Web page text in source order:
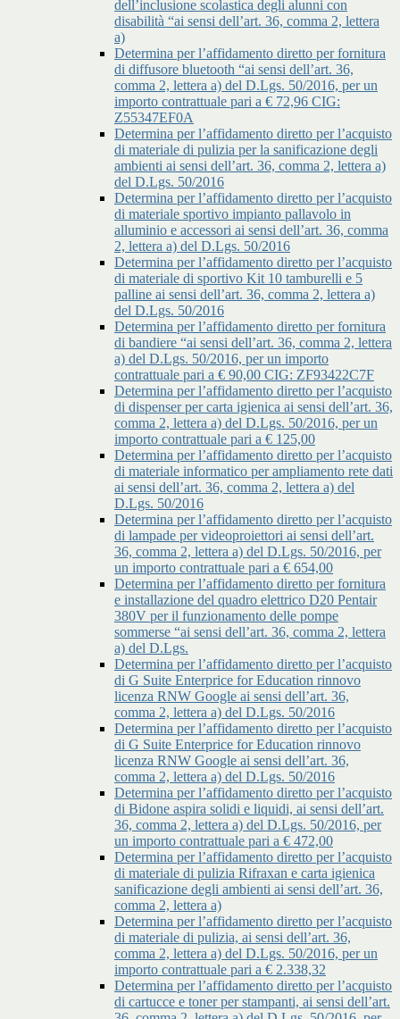
dell’inclusione scolastica degli alunni con
disabilità “ai sensi dell’art. 36, comma 2, lettera
a)
Determina per l’affidamento diretto per fornitura
di diffusore bluetooth “ai sensi dell’art. 36,
comma 2, lettera a) del D.Lgs. 50/2016, per un
importo contrattuale pari a € 72,96 CIG:
Z55347EF0A
Determina per l’affidamento diretto per l’acquisto
di materiale di pulizia per la sanificazione degli
ambienti ai sensi dell’art. 36, comma 2, lettera a)
del D.Lgs. 50/2016
Determina per l’affidamento diretto per l’acquisto
di materiale sportivo impianto pallavolo in
alluminio e accessori ai sensi dell’art. 36, comma
2, lettera a) del D.Lgs. 50/2016
Determina per l’affidamento diretto per l’acquisto
di materiale di sportivo Kit 10 tamburelli e 5
palline ai sensi dell’art. 36, comma 2, lettera a)
del D.Lgs. 50/2016
Determina per l’affidamento diretto per fornitura
di bandiere “ai sensi dell’art. 36, comma 2, lettera
a) del D.Lgs. 50/2016, per un importo
contrattuale pari a € 90,00 CIG: ZF93422C7F
Determina per l’affidamento diretto per l’acquisto
di dispenser per carta igienica ai sensi dell’art. 36,
comma 2, lettera a) del D.Lgs. 50/2016, per un
importo contrattuale pari a € 125,00
Determina per l’affidamento diretto per l’acquisto
di materiale informatico per ampliamento rete dati
ai sensi dell’art. 36, comma 2, lettera a) del
D.Lgs. 50/2016
Determina per l’affidamento diretto per l’acquisto
di lampade per videoproiettori ai sensi dell’art.
36, comma 2, lettera a) del D.Lgs. 50/2016, per
un importo contrattuale pari a € 654,00
Determina per l’affidamento diretto per fornitura
e installazione del quadro elettrico D20 Pentair
380V per il funzionamento delle pompe
sommerse “ai sensi dell’art. 36, comma 2, lettera
a) del D.Lgs.
Determina per l’affidamento diretto per l’acquisto
di G Suite Enterprice for Education rinnovo
licenza RNW Google ai sensi dell’art. 36,
comma 2, lettera a) del D.Lgs. 50/2016
Determina per l’affidamento diretto per l’acquisto
di G Suite Enterprice for Education rinnovo
licenza RNW Google ai sensi dell’art. 36,
comma 2, lettera a) del D.Lgs. 50/2016
Determina per l’affidamento diretto per l’acquisto
di Bidone aspira solidi e liquidi, ai sensi dell’art.
36, comma 2, lettera a) del D.Lgs. 50/2016, per
un importo contrattuale pari a € 472,00
Determina per l’affidamento diretto per l’acquisto
di materiale di pulizia Rifraxan e carta igienica
sanificazione degli ambienti ai sensi dell’art. 36,
comma 2, lettera a)
Determina per l’affidamento diretto per l’acquisto
di materiale di pulizia, ai sensi dell’art. 36,
comma 2, lettera a) del D.Lgs. 50/2016, per un
importo contrattuale pari a € 2.338,32
Determina per l’affidamento diretto per l’acquisto
di cartucce e toner per stampanti, ai sensi dell’art.